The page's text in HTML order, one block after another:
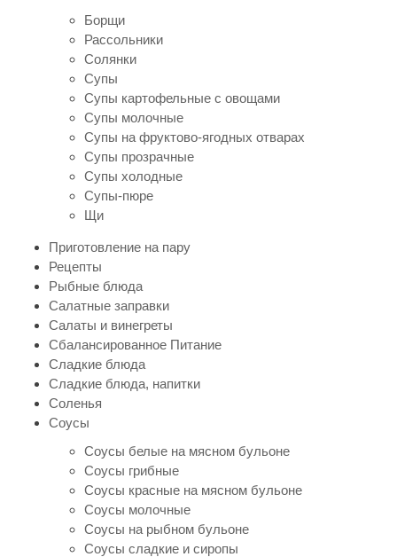
Борщи
Рассольники
Солянки
Супы
Супы картофельные с овощами
Супы молочные
Супы на фруктово-ягодных отварах
Супы прозрачные
Супы холодные
Супы-пюре
Щи
Приготовление на пару
Рецепты
Рыбные блюда
Салатные заправки
Салаты и винегреты
Сбалансированное Питание
Сладкие блюда
Сладкие блюда, напитки
Соленья
Соусы
Соусы белые на мясном бульоне
Соусы грибные
Соусы красные на мясном бульоне
Соусы молочные
Соусы на рыбном бульоне
Соусы сладкие и сиропы